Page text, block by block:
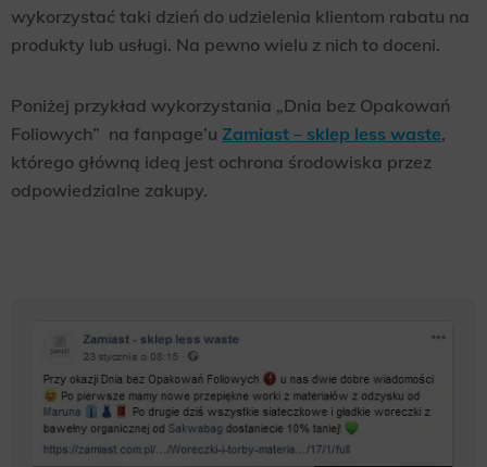
wykorzystać taki dzień do udzielenia klientom rabatu na
produkty lub usługi. Na pewno wielu z nich to doceni.
Poniżej przykład wykorzystania „Dnia bez Opakowań
Foliowych” na fanpage’u Zamiast – sklep less waste,
którego główną ideą jest ochrona środowiska przez
odpowiedzialne zakupy.